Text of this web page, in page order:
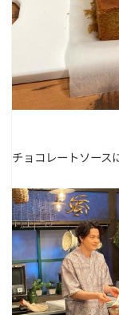
チョコレートソース